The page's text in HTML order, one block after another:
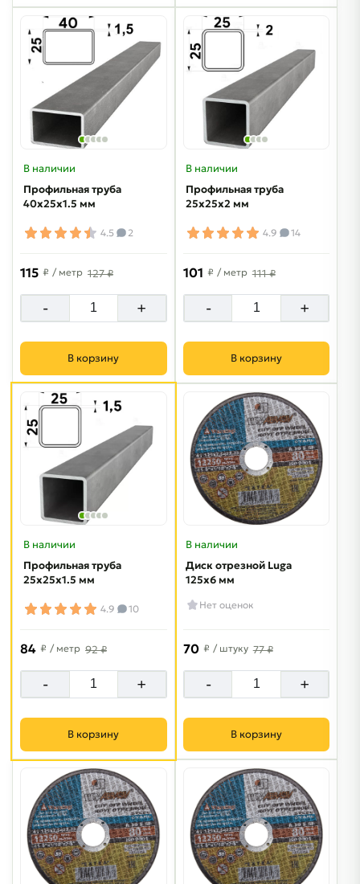
В наличии
Профильная труба
40х25х1.5 мм
4.5 2
115 ₽ / метр 127 ₽
- +
В корзину
В наличии
Профильная труба
25х25х2 мм
4.9 14
101 ₽ / метр 111 ₽
- +
В корзину
В наличии
Профильная труба
25х25х1.5 мм
4.9 10
84 ₽ / метр 92 ₽
- +
В корзину
В наличии
Диск отрезной Luga
125х6 мм
Нет оценок
70 ₽ / штуку 77 ₽
- +
В корзину